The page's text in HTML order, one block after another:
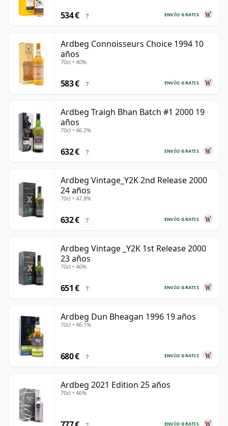
ENVÍO GRATIS
534 € ?
Ardbeg Connoisseurs Choice 1994 10
años
70cl • 40%
ENVÍO GRATIS
583 € ?
Ardbeg Traigh Bhan Batch #1 2000 19
años
70cl • 46.2%
ENVÍO GRATIS
632 € ?
Ardbeg Vintage_Y2K 2nd Release 2000
24 años
70cl • 47.8%
ENVÍO GRATIS
632 € ?
Ardbeg Vintage _Y2K 1st Release 2000
23 años
70cl • 46%
ENVÍO GRATIS
651 € ?
Ardbeg Dun Bheagan 1996 19 años
70cl • 46.1%
ENVÍO GRATIS
680 € ?
Ardbeg 2021 Edition 25 años
70cl • 46%
ENVÍO GRATIS